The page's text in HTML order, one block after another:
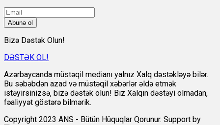
Abunə ol
Bizə Dəstək Olun!
DƏSTƏK OL!
Azərbaycanda müstəqil medianı yalnız Xalq dəstəkləyə bilər.
Bu səbəbdən azad və müstəqil xəbərlər əldə etmək
istəyirsinizsə, bizə dəstək olun! Biz Xalqın dəstəyi olmadan,
fəaliyyət göstərə bilmərik.
Copyright 2023 ANS - Bütün Hüquqlar Qorunur. Support by